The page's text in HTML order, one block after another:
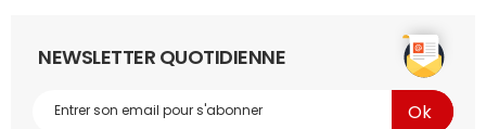
NEWSLETTER QUOTIDIENNE